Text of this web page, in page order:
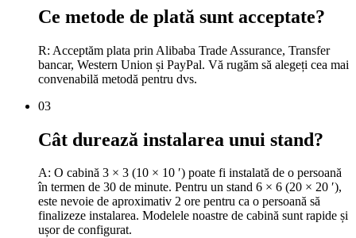
Ce metode de plată sunt acceptate?
R: Acceptăm plata prin Alibaba Trade Assurance, Transfer
bancar, Western Union și PayPal. Vă rugăm să alegeți cea mai
convenabilă metodă pentru dvs.
03
Cât durează instalarea unui stand?
A: O cabină 3 × 3 (10 × 10 ′) poate fi instalată de o persoană
în termen de 30 de minute. Pentru un stand 6 × 6 (20 × 20 ′),
este nevoie de aproximativ 2 ore pentru ca o persoană să
finalizeze instalarea. Modelele noastre de cabină sunt rapide și
ușor de configurat.